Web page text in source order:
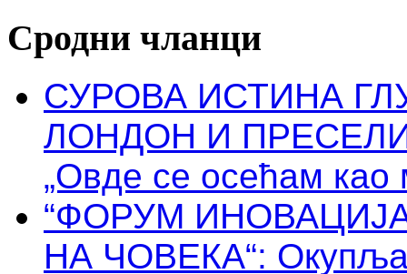
Сродни чланци
СУРОВА ИСТИНА
ЛОНДОН И
„Овде се осећам као
“ФОРУМ
НА ЧОВЕКА“: Oкупља